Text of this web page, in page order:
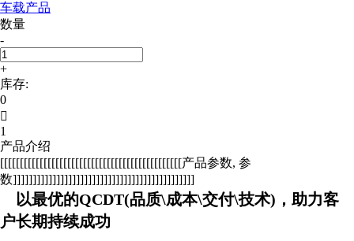
车载产品
数量
-
+
库存:
0

1
产品介绍
[[[[[[[[[[[[[[[[[[[[[[[[[[[[[[[[[[[[[[[[[[[[[[产品参数, 参
数]]]]]]]]]]]]]]]]]]]]]]]]]]]]]]]]]]]]]]]]]]]]]]
以最优的QCDT(品质\成本\交付\技术)，助力客
户长期持续成功